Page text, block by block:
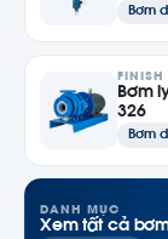
Bơm
FINISH
Bơm
326
Bơm
DANH MỤC
Xem tất cả